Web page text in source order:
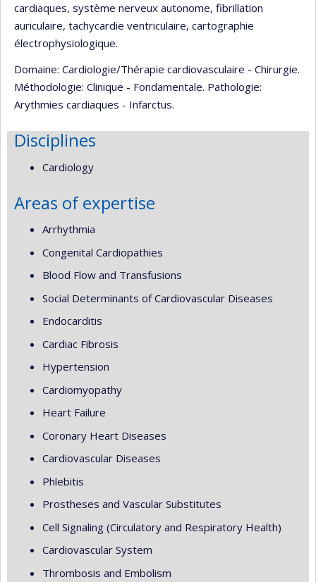
cardiaques, système nerveux autonome, fibrillation
auriculaire, tachycardie ventriculaire, cartographie
électrophysiologique.
Domaine: Cardiologie/Thérapie cardiovasculaire - Chirurgie.
Méthodologie: Clinique - Fondamentale. Pathologie:
Arythmies cardiaques - Infarctus.
Disciplines
Cardiology
Areas of expertise
Arrhythmia
Congenital Cardiopathies
Blood Flow and Transfusions
Social Determinants of Cardiovascular Diseases
Endocarditis
Cardiac Fibrosis
Hypertension
Cardiomyopathy
Heart Failure
Coronary Heart Diseases
Cardiovascular Diseases
Phlebitis
Prostheses and Vascular Substitutes
Cell Signaling (Circulatory and Respiratory Health)
Cardiovascular System
Thrombosis and Embolism